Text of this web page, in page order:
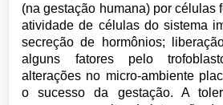
(na gestação humana) por células
atividade de células do sistema
secreção de hormônios;
alguns fatores pelo
alterações no micro-ambiente
o sucesso da gestação. A